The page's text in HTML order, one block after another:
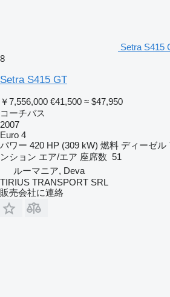
Setra S415
8
Setra S415 GT
￥7,556,000 €41,500 ≈ $47,950
コーチバス
2007
Euro 4
パワー 420 HP (309 kW) 燃料 ディーゼル
ンション エア/エア 座席数 51
ルーマニア, Deva
TIRIUS TRANSPORT SRL
販売会社に連絡